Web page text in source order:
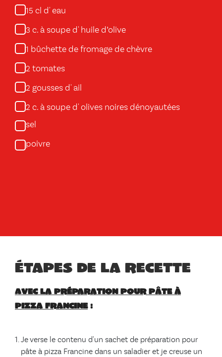
15 cl d' eau
3 c. à soupe d' huile d’olive
1 bûchette de fromage de chèvre
2 tomates
2 gousses d' ail
2 c. à soupe d' olives noires dénoyautées
sel
poivre
Étapes de la recette
Avec la préparation pour pâte à
pizza Francine:
Je verse le contenu d'un sachet de préparation pour
pâte à pizza Francine dans un saladier et je creuse un